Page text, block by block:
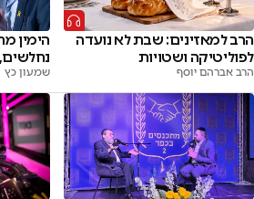
הרב למאזינים: שבת לא נועדה
לפוליטיקה ושטויות
הרב אברהם יוסף
הימין
שמעון כץ